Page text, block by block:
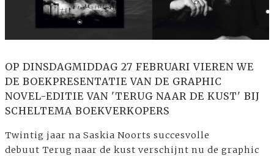
OP DINSDAGMIDDAG 27 FEBRUARI VIEREN WE
DE BOEKPRESENTATIE VAN DE GRAPHIC
NOVEL-EDITIE VAN 'TERUG NAAR DE KUST' BIJ
SCHELTEMA BOEKVERKOPERS
Twintig jaar na Saskia Noorts succesvolle
debuut Terug naar de kust verschijnt nu de graphic